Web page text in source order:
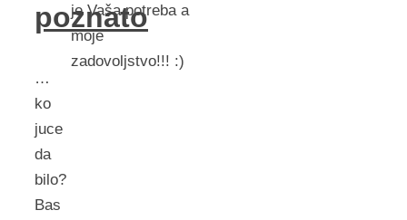
poznato
…
ko
juce
da
bilo?
Bas
je Vaša potreba a
moje
zadovoljstvo!!! :)